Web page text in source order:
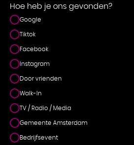
Hoe heb je ons gevonden?
Google
Tiktok
Facebook
Instagram
Door vrienden
Walk-In
TV / Radio / Media
Gemeente Amsterdam
Bedrijfsevent